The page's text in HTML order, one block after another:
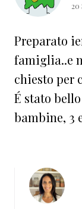
20
Preparato
famiglia..e
chiesto per
É stato
bambine, 3